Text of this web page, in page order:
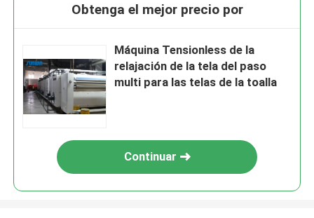
Obtenga el mejor precio por
Máquina Tensionless de la
relajación de la tela del paso
multi para las telas de la toalla
Continuar